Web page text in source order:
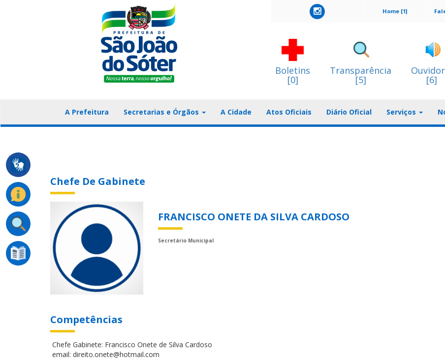
Home [1]
Boletins
[0]
Transparência
[5] [6]
A Prefeitura Secretarias e Órgãos A Cidade Atos Oficiais Diário Oficial Serviços
Chefe De Gabinete
FRANCISCO ONETE DA SILVA CARDOSO
Secretário Municipal
Competências
Chefe Gabinete: Francisco Onete de Silva Cardoso
email: direito.onete@hotmail.com